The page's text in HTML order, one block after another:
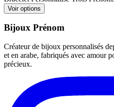
Voir options
Bijoux Prénom
Créateur de bijoux personnalisés
et en arabe, fabriqués avec amour
précieux.